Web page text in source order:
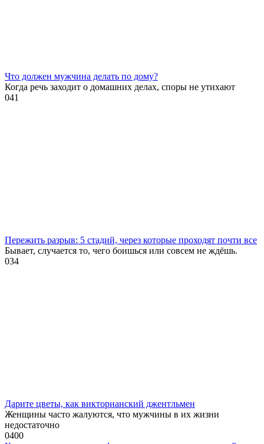
Что должен мужчина делать по дому?
Когда речь заходит о домашних делах, споры не утихают
041
Пережить разрыв: 5 стадий, через которые проходят почти все
Бывает, случается то, чего боишься или совсем не ждёшь.
034
Дарите цветы, как викторианский джентльмен
Женщины часто жалуются, что мужчины в их жизни
недостаточно
0400